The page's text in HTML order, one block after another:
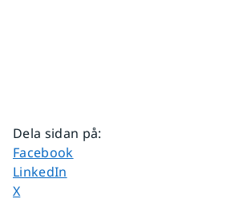
Dela sidan på:
Dela sidan på
Facebook
Dela sidan på
LinkedIn
Dela sidan på
X